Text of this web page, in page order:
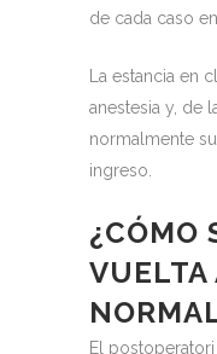
de cada caso
La estancia en
anestesia y, de
normalmente
ingreso.
¿CÓMO
VUELTA
El